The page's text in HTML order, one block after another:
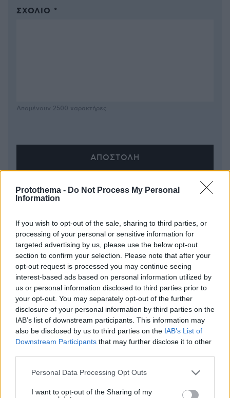
Protothema - Do Not Process My Personal
Information
If you wish to opt-out of the sale, sharing to third parties, or
processing of your personal or sensitive information for
targeted advertising by us, please use the below opt-out
section to confirm your selection. Please note that after your
opt-out request is processed you may continue seeing
interest-based ads based on personal information utilized by
us or personal information disclosed to third parties prior to
your opt-out. You may separately opt-out of the further
disclosure of your personal information by third parties on the
IAB’s list of downstream participants. This information may
also be disclosed by us to third parties on the IAB’s List of
Downstream Participants that may further disclose it to other
Please note that this website/app uses one or more Google
not limited to your visit or usage behaviour. You may click to
Personal Data Processing Opt Outs
I want to opt-out of the Sharing of my
ΣΧΌΛΙΟ *
Απομένουν 2500 χαρακτήρες
* Υποχρεωτικά πεδία
ΡΟΗ ΕΙΔΗΣΕΩΝ
Ειδήσεις Δημοφιλή Σχολιασμένα
Βουλγαρία: Drone με μεγάλη ποσότητα εκρηκτικών
συνετρίβη κοντά σε αγωγό φυσικού αερίου - Η Σόφια
κατηγορεί το Κίεβο
Αποξηραμένα λεμόνια (loomi) – Πώς χρησιμοποιούνται
πριν 4 λεπτά
Συνελήφθη 24χρονος για ενδοοικογενειακή βία στα
Χανιά: 17χρονη κατήγγειλε ότι την κλείδωσε σε σπίτι
πριν 10 λεπτά